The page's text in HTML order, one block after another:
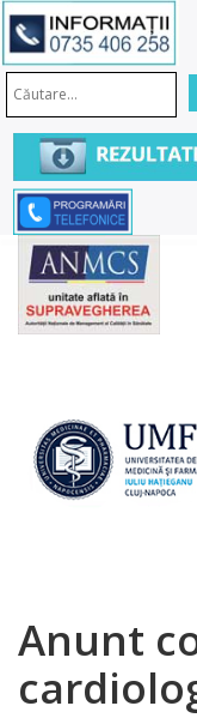
Anunt